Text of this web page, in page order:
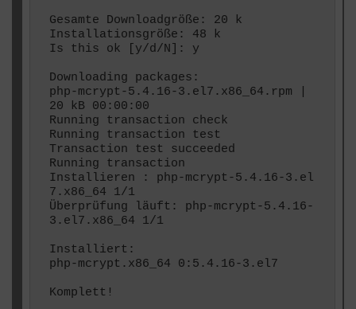
Gesamte Downloadgröße: 20 k
Installationsgröße: 48 k
Is this ok [y/d/N]: y
Downloading packages:
php-mcrypt-5.4.16-3.el7.x86_64.rpm |
20 kB 00:00:00
Running transaction check
Running transaction test
Transaction test succeeded
Running transaction
Installieren : php-mcrypt-5.4.16-3.el
7.x86_64 1/1
Überprüfung läuft: php-mcrypt-5.4.16-
3.el7.x86_64 1/1
Installiert:
php-mcrypt.x86_64 0:5.4.16-3.el7
Komplett!